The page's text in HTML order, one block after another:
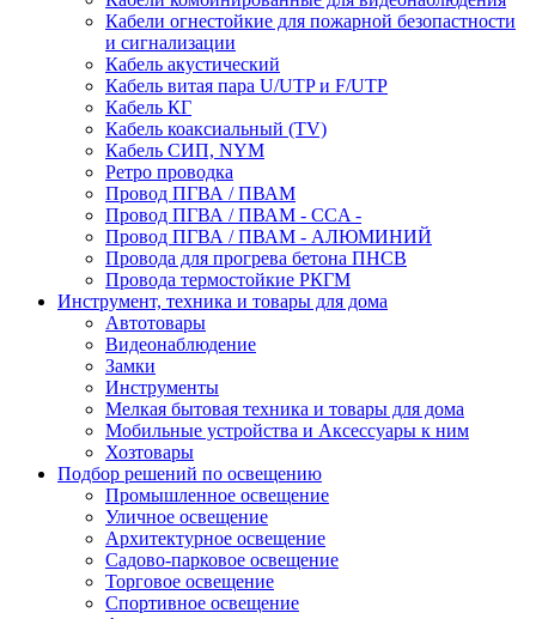
Кабели огнестойкие для пожарной безопастности
и сигнализации
Кабель акустический
Кабель витая пара U/UTP и F/UTP
Кабель КГ
Кабель коаксиальный (TV)
Кабель СИП, NYM
Ретро проводка
Провод ПГВА / ПВАМ
Провод ПГВА / ПВАМ - CCA -
Провод ПГВА / ПВАМ - АЛЮМИНИЙ
Провода для прогрева бетона ПНСВ
Провода термостойкие РКГМ
Инструмент, техника и товары для дома
Автотовары
Видеонаблюдение
Замки
Инструменты
Мелкая бытовая техника и товары для дома
Мобильные устройства и Аксессуары к ним
Хозтовары
Подбор решений по освещению
Промышленное освещение
Уличное освещение
Архитектурное освещение
Садово-парковое освещение
Торговое освещение
Спортивное освещение